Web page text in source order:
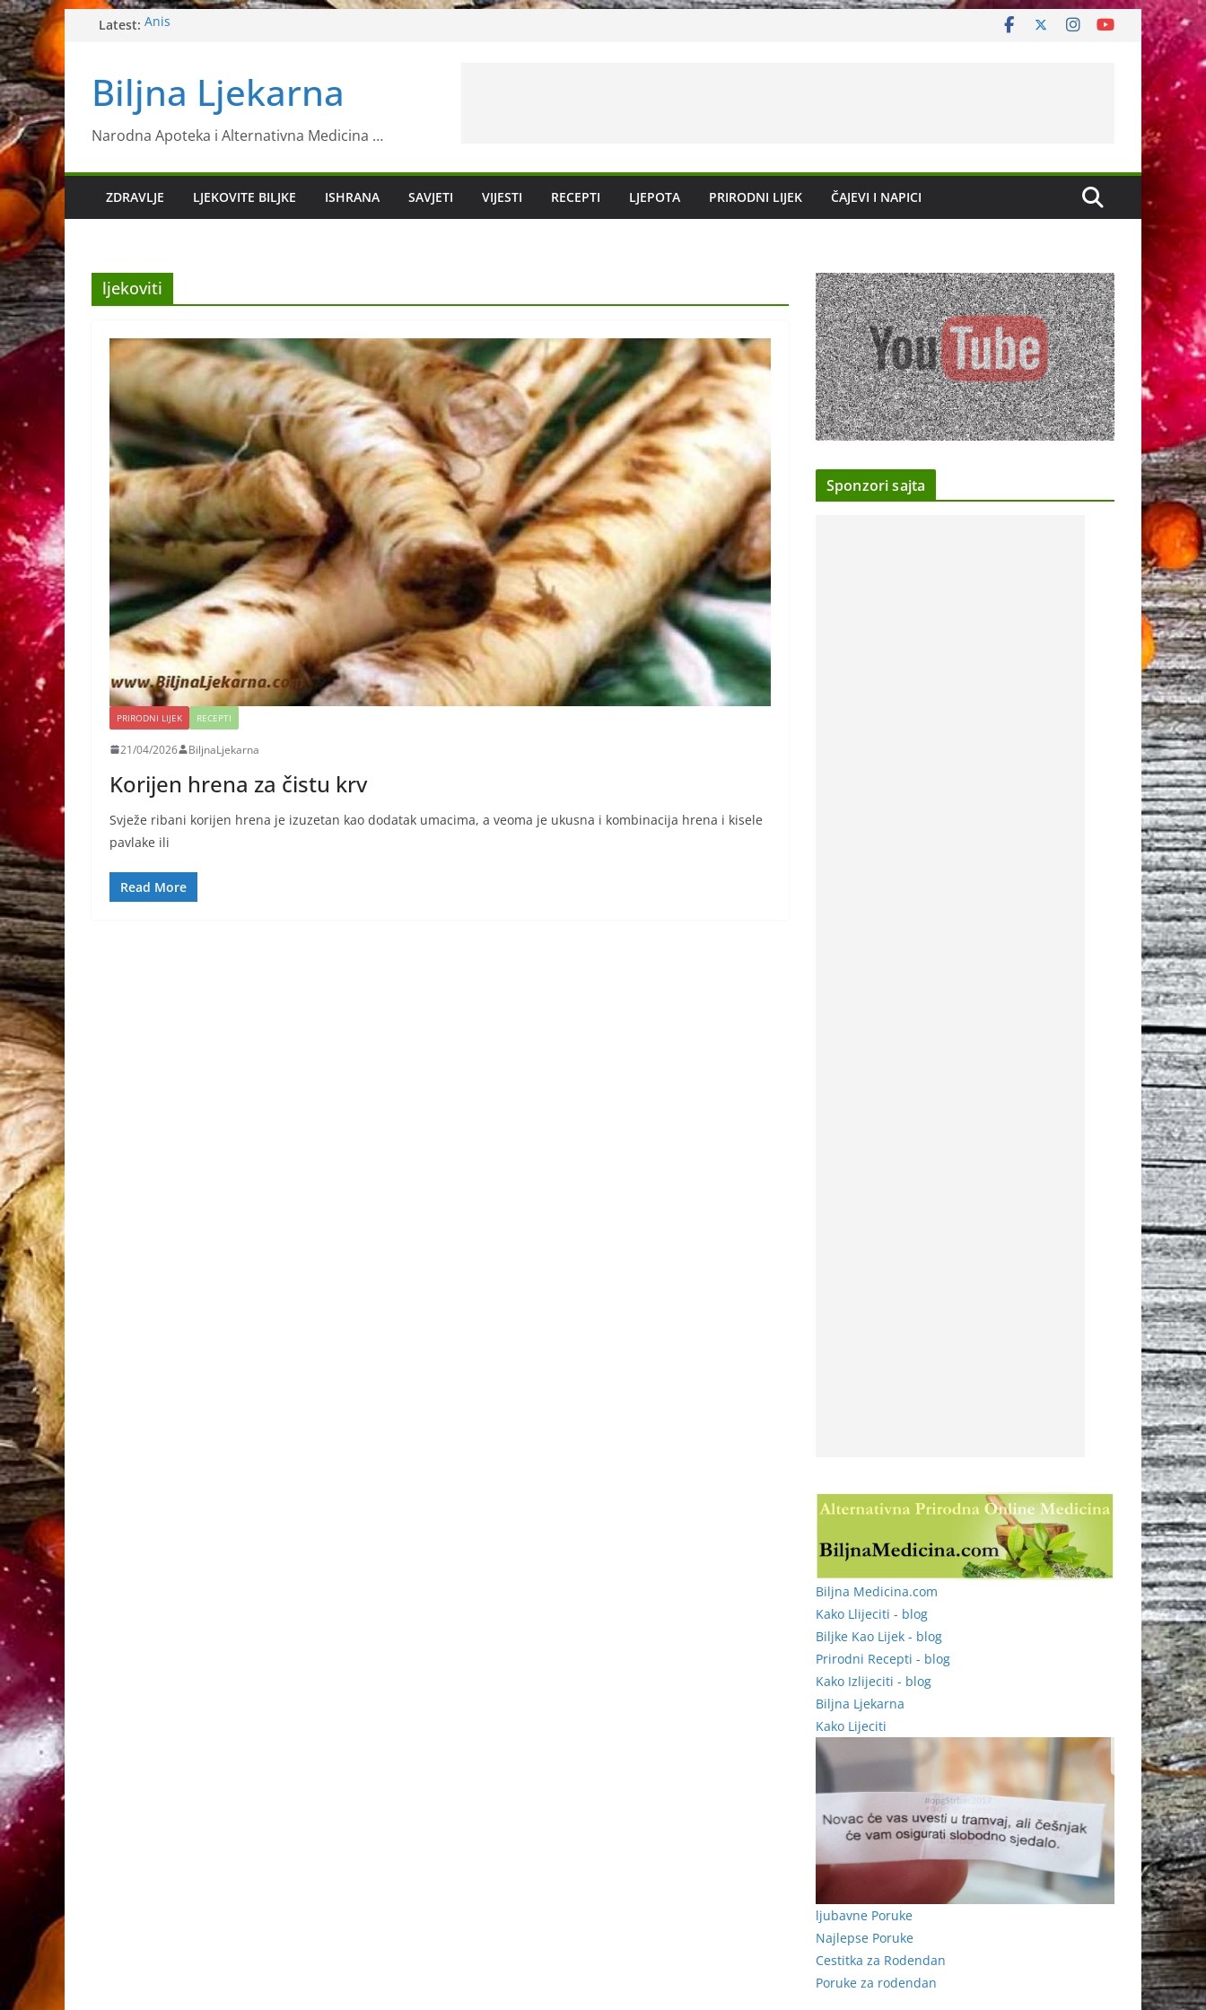
Skip
content
Latest: Anis
11 znanstveno potvrđenih načina za ubrzavanje
metabolizma
Toksično ljekovito bilje – Luk morski
Biljna Ljekarna
Narodna Apoteka i Alternativna Medicina …
ZDRAVLJE LJEKOVITE BILJKE ISHRANA SAVJETI VIJESTI RECEPTI LJEPOTA PRIRODNI LIJEK ČAJEVI I NAPICI
ljekoviti
PRIRODNI LIJEK RECEPTI
21/04/2026 BiljnaLjekarna
Korijen hrena za čistu krv
Svježe ribani korijen hrena je izuzetan kao dodatak umacima, a veoma je ukusna i kombinacija hrena i kisele
pavlake ili
Read More
Sponzori sajta
Biljna Medicina.com
Kako Llijeciti - blog
Biljke Kao Lijek - blog
Prirodni Recepti - blog
Kako Izlijeciti - blog
Biljna Ljekarna
Kako Lijeciti
ljubavne Poruke
Najlepse Poruke
Cestitka za Rodendan
Poruke za rodendan